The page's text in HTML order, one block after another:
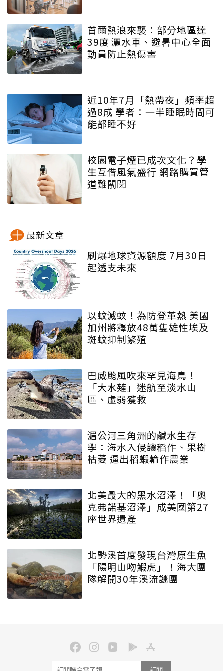
首爾熱浪來襲：部分地區達
39度 灑水車、避暑中心全面
動員防止熱傷害
近10年7月「熱帶夜」頻率超
過8成 學者：一半睡眠時間可
能都睡不好
校園電子煙已成次文化？學
生互借風氣盛行 網路購買管
道難關閉
最新文章
刷爆地球資源額度 7月30日
起透支未來
以蚊滅蚊！為防登革熱 美國
加州將釋放48萬隻雄性埃及
斑蚊抑制繁殖
巴威颱風吹來罕見海鳥！
「大水薙」迷航至淡水山
區、虛弱獲救
湄公河三角洲的鹹水生存
學：海水入侵讓稻作、果樹
枯萎 逼出稻蝦輪作農業
北美最大的黑水沼澤！「奧
克弗諾基沼澤」成美國第27
座世界遺產
北勢溪首度發現台灣原生魚
「陽明山吻鰕虎」！海大團
隊解開30年溪流謎團